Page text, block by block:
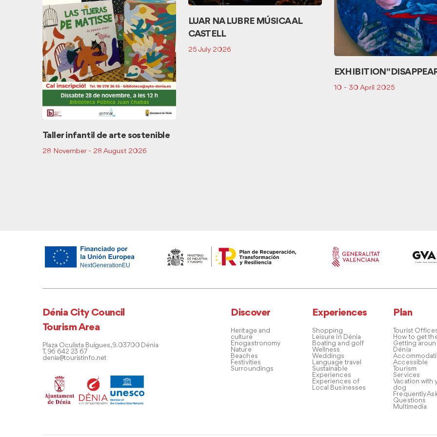
Taller infantil de arte sostenible
28 November - 28 August 2026
LUAR NA LUBRE MÚSICA AL
CASTELL
25 July 2026
EXHIBITION
10 - 30 April 2025
Dénia City Council
Tourism Area
Plaza Oculista Buigues, 9. 03700 Dénia
T. 96 642 23 67
denia@touristinfo.net
Discover
Heritage and
culture
Enogastronomy
Nature
Beaches
Festivities
Surroundings
Experiences
Shopping
Leisure in Dénia
Boating and golf
Wellness
Weddings
Language travel
Sustainable
Experiences
Experiences of
Local Businesses
Plan
Tourist
How to get
Getting
Dénia
Accessible
Tourism
Services
Vacation with
dog
Frequently
Questions
Multimedia